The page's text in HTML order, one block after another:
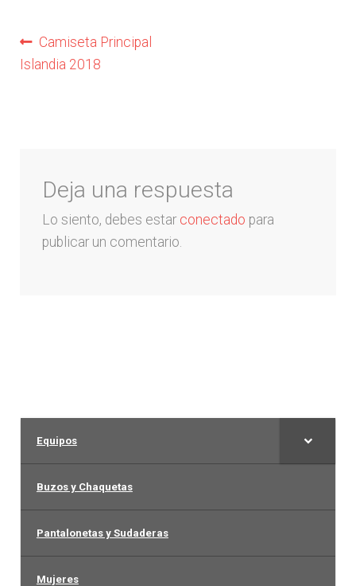
Mujeres
Navegación
de
Anterior:
Camiseta Principal
Islandia 2018
Deja una respuesta
Lo siento, debes estar conectado para
publicar un comentario.
Equipos
Buzos y Chaquetas
Pantalonetas y Sudaderas
Mujeres